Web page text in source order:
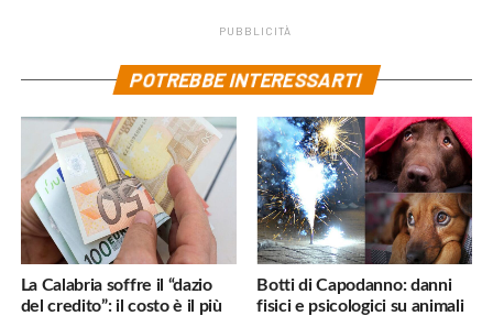
PUBBLICITÀ
POTREBBE INTERESSARTI
La Calabria soffre il “dazio
del credito”: il costo è il più
Botti di Capodanno: danni
fisici e psicologici su animali